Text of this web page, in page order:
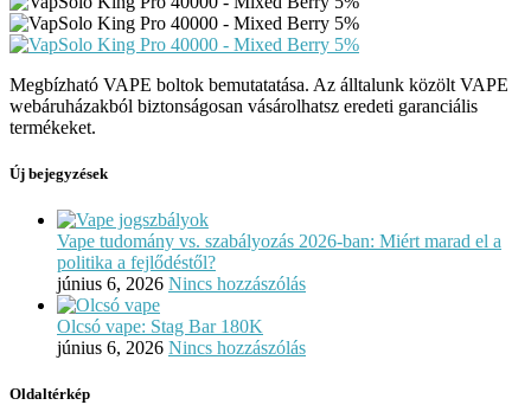
Megbízható VAPE boltok bemutatatása. Az álltalunk közölt VAPE
webáruházakból biztonságosan vásárolhatsz eredeti garanciális
termékeket.
Új bejegyzések
Vape tudomány vs. szabályozás 2026-ban: Miért marad el a
politika a fejlődéstől?
június 6, 2026 Nincs hozzászólás
Olcsó vape: Stag Bar 180K
június 6, 2026 Nincs hozzászólás
Oldaltérkép